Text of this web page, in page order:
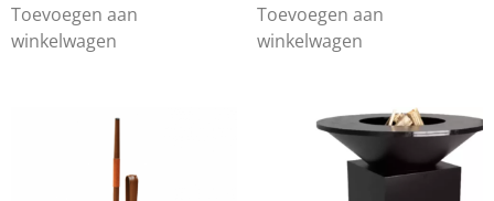
Toevoegen aan
winkelwagen
Toevoegen aan
winkelwagen